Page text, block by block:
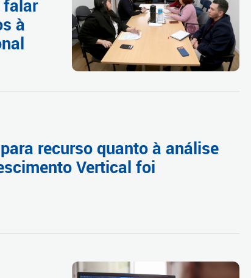
falar
à
recurso quanto à análise
Vertical foi